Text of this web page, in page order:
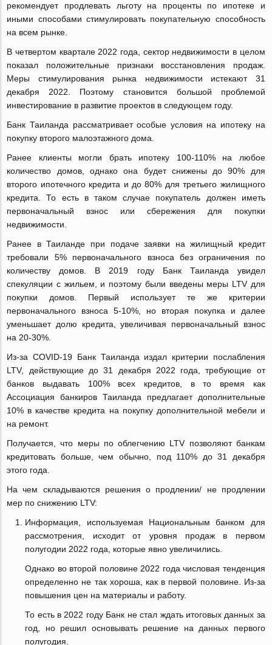
рекомендует продлевать льготу на проценты по ипотеке и
иными способами стимулировать покупательную способность
на всем рынке.
В четвертом квартале 2022 года, сектор недвижимости в целом
показал положительные признаки восстановления продаж.
Меры стимулирования рынка недвижимости истекают 31
декабря 2022. Поэтому становится большой проблемой
инвестирование в развитие проектов в следующем году.
Банк Таиланда рассматривает особые условия на ипотеку на
покупку второго малоэтажного дома.
Ранее клиенты могли брать ипотеку 100-110% на любое
количество домов, однако она будет снижены до 90% для
второго ипотечного кредита и до 80% для третьего жилищного
кредита. То есть в таком случае покупатель должен иметь
первоначальный взнос или сбережения для покупки
недвижимости.
Ранее в Таиланде при подаче заявки на жилищный кредит
требовали 5% первоначального взноса без ограничения по
количеству домов. В 2019 году Банк Таиланда увидел
спекуляции с жильем, и поэтому были введены меры LTV для
покупки домов. Первый использует те же критерии
первоначального взноса 5-10%, но вторая покупка и далее
уменьшает долю кредита, увеличивая первоначальный взнос
на 20-30%.
Из-за COVID-19 Банк Таиланда издал критерии послабления
LTV, действующие до 31 декабря 2022 года, требующие от
банков выдавать 100% всех кредитов, в то время как
Ассоциация банкиров Таиланда предлагает дополнительные
10% в качестве кредита на покупку дополнительной мебели и
на ремонт.
Получается, что меры по облегчению LTV позволяют банкам
кредитовать больше, чем обычно, под 110% до 31 декабря
этого года.
На чем складываются решения о продлении/ не продлении
мер по снижению LTV:
Информация, используемая Национальным банком для
рассмотрения, исходит от уровня продаж в первом
полугодии 2022 года, которые явно увеличились.
Однако во второй половине 2022 года числовая тенденция
определенно не так хороша, как в первой половине. Из-за
повышения цен на материалы и работу.
То есть в 2022 году Банк не стал ждать итоговых данных за
год, но решил основывать решение на данных первого
полугодия.